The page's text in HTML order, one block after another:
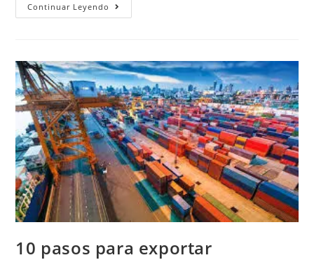
Continuar Leyendo
10 pasos para exportar